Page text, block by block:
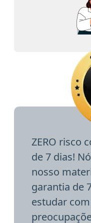
ZERO risco
de 7 dias!
nosso
garantia de
estudar